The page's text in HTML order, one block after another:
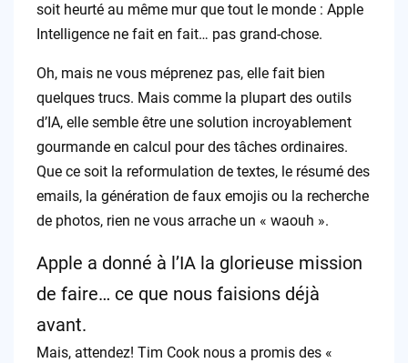
soit heurté au même mur que tout le monde : Apple
Intelligence ne fait en fait… pas grand-chose.
Oh, mais ne vous méprenez pas, elle fait bien
quelques trucs. Mais comme la plupart des outils
d’IA, elle semble être une solution incroyablement
gourmande en calcul pour des tâches ordinaires.
Que ce soit la reformulation de textes, le résumé des
emails, la génération de faux emojis ou la recherche
de photos, rien ne vous arrache un « waouh ».
Apple a donné à l’IA la glorieuse mission
de faire… ce que nous faisions déjà
avant.
Mais, attendez! Tim Cook nous a promis des «